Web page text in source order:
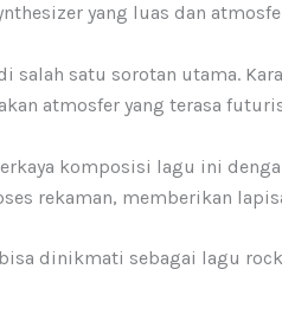
yang luas dan
salah satu sorotan utama.
atmosfer yang terasa
komposisi lagu ini
rekaman, memberikan
dinikmati sebagai lagu